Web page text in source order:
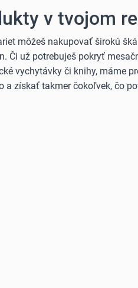
v tvojom
môžeš nakupovať širokú
Či už potrebuješ pokryť
vychytávky či knihy, máme
a získať takmer čokoľvek, čo